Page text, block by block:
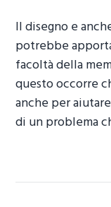
Il disegno e
potrebbe
facoltà della
questo occorre
anche per
di un problema